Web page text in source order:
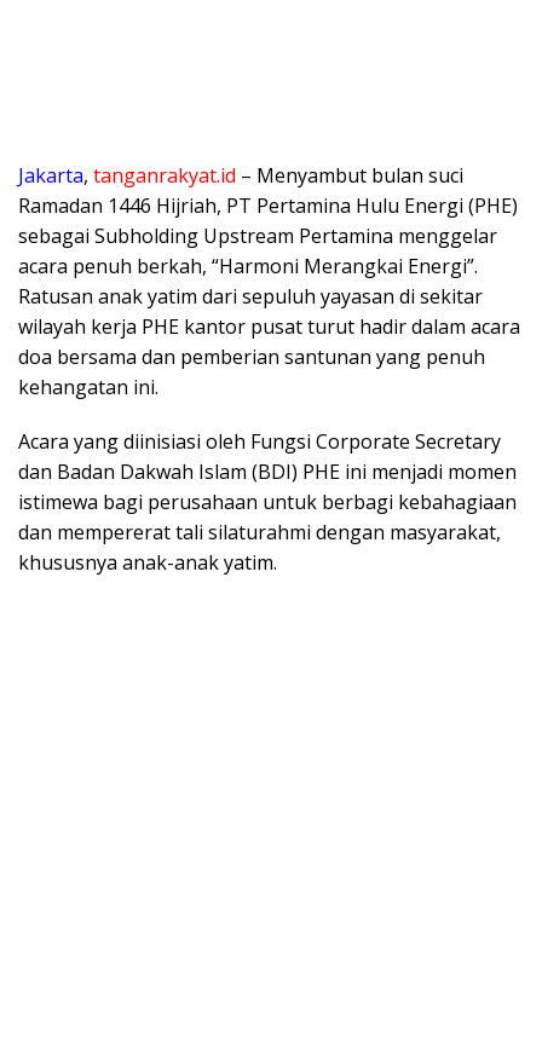
Jakarta, tanganrakyat.id – Menyambut bulan suci
Ramadan 1446 Hijriah, PT Pertamina Hulu Energi (PHE)
sebagai Subholding Upstream Pertamina menggelar
acara penuh berkah, “Harmoni Merangkai Energi”.
Ratusan anak yatim dari sepuluh yayasan di sekitar
wilayah kerja PHE kantor pusat turut hadir dalam acara
doa bersama dan pemberian santunan yang penuh
kehangatan ini.
Acara yang diinisiasi oleh Fungsi Corporate Secretary
dan Badan Dakwah Islam (BDI) PHE ini menjadi momen
istimewa bagi perusahaan untuk berbagi kebahagiaan
dan mempererat tali silaturahmi dengan masyarakat,
khususnya anak-anak yatim.